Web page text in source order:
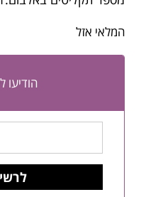
המלאי אזל
הודיעו